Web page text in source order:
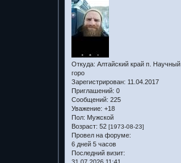
Откуда: Алтайский край п. Научный
горо
Зарегистрирован: 11.04.2017
Приглашений: 0
Сообщений: 225
Уважение: +18
Пол: Мужской
Возраст: 52 [1973-08-23]
Провел на форуме:
6 дней 5 часов
Последний визит: